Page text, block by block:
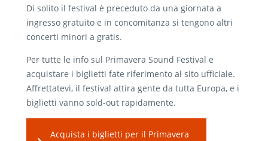
Di solito il festival è preceduto da una giornata a
ingresso gratuito e in concomitanza si tengono altri
concerti minori a gratis.
Per tutte le info sul Primavera Sound Festival e
acquistare i biglietti fate riferimento al sito ufficiale.
Affrettatevi, il festival attira gente da tutta Europa, e i
biglietti vanno sold-out rapidamente.
Acquista i biglietti per il Primavera